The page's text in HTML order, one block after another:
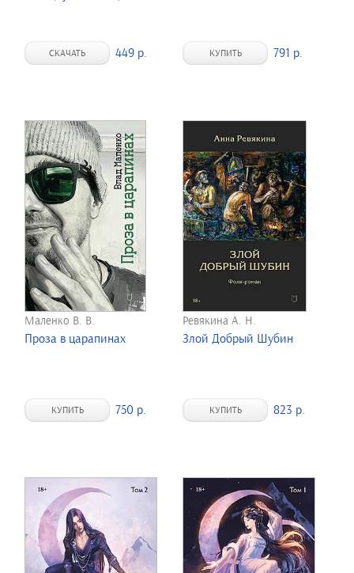
СКАЧАТЬ 449 р. КУПИТЬ 791 р.
Маленко В. В.
Проза в царапинах
КУПИТЬ 750 р.
Ревякина А. Н.
Злой Добрый Шубин
КУПИТЬ 823 р.